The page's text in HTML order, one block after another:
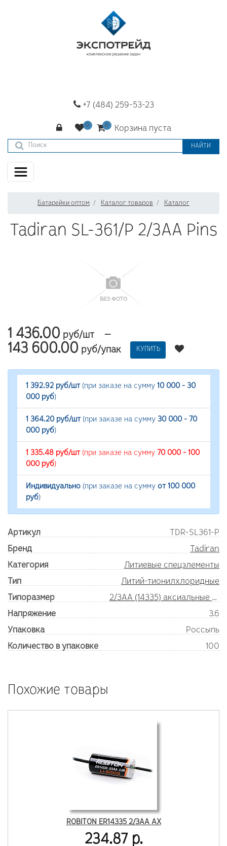
+7 (484) 259-53-23
Корзина пуста
НАЙТИ
Батарейки оптом Каталог товаров Каталог
Tadiran SL-361/P 2/3AA Pins
1 436.00 руб/шт —
143 600.00 руб/упак КУПИТЬ
1 392.92 руб/шт(при заказе на сумму 10 000 - 30
000 руб)
1 364.20 руб/шт(при заказе на сумму 30 000 - 70
000 руб)
1 335.48 руб/шт(при заказе на сумму 70 000 - 100
000 руб)
Индивидуально (при заказе на сумму от 100 000
руб)
Артикул
TDR-SL361-P
Бренд
Tadiran
Категория
Литиевые спецэлементы
Тип
Литий-тионилхлоридные
Типоразмер
2/3AA (14335) аксиальные выводы
Напряжение
3.6
Упаковка
Россыпь
Количество в упаковке
100
Похожие товары
ROBITON ER14335 2/3AA AX
234.87 р.